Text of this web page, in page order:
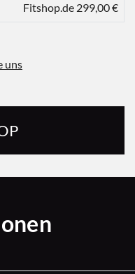
Fitshop.de 299,00 €
uns